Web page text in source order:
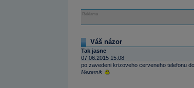
Reklama
Váš názor
Tak jasne
07.06.2015 15:08
po zavedeni krizoveho cerveneho telefonu
Mezernik